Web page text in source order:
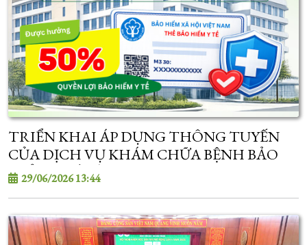
TRIỂN KHAI ÁP DỤNG THÔNG TUYẾN
CỦA DỊCH VỤ KHÁM CHỮA BỆNH BẢO
HIỂM Y TẾ TỪ 01/7/2026
29/06/2026 13:44